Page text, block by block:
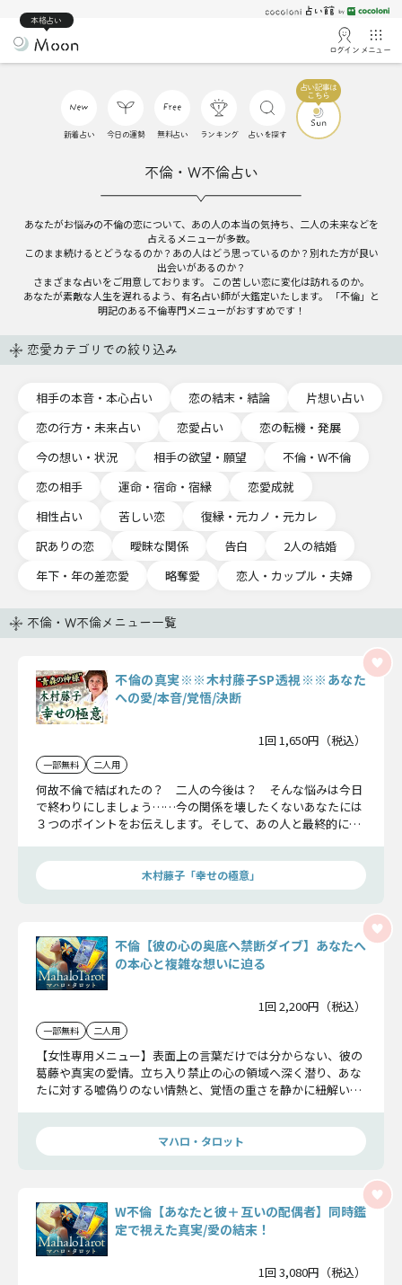
本格占い
ログイン メニュー
新着占い 今日の運勢 無料占い ランキング 占いを探す
不倫・W不倫占い
あなたがお悩みの不倫の恋について、あの人の本当の気持ち、二人の未来などを
占えるメニューが多数。
このまま続けるとどうなるのか？あの人はどう思っているのか？別れた方が良い
出会いがあるのか？
さまざまな占いをご用意しております。 この苦しい恋に変化は訪れるのか。
あなたが素敵な人生を遅れるよう、有名占い師が大鑑定いたします。 「不倫」と
明記のある不倫専門メニューがおすすめです！
恋愛カテゴリでの絞り込み
相手の本音・本心占い 恋の結末・結論
片想い占い
恋の行方・未来占い
恋愛占い
恋の転機・発展
今の想い・状況
相手の欲望・願望
不倫・W不倫
恋の相手
運命・宿命・宿縁
恋愛成就
相性占い
苦しい恋
復縁・元カノ・元カレ
訳ありの恋
曖昧な関係 告白
2人の結婚
年下・年の差恋愛
略奪愛 恋人・カップル・夫婦
不倫・W不倫メニュー一覧
不倫の真実※※木村藤子SP透視※※あなた
への愛/本音/覚悟/決断
1回 1,650円（税込）
一部無料 二人用
何故不倫で結ばれたの？ 二人の今後は？ そんな悩みは今日
で終わりにしましょう……今の関係を壊したくないあなたには
３つのポイントをお伝えします。そして、あの人と最終的に結
う。
木村藤子「幸せの極意」
不倫【彼の心の奥底へ禁断ダイブ】あなたへ
の本心と複雑な想いに迫る
1回 2,200円（税込）
一部無料 二人用
【女性専用メニュー】表面上の言葉だけでは分からない、彼の
葛藤や真実の愛情。立ち入り禁止の心の領域へ深く潜り、あな
たに対する嘘偽りのない情熱と、覚悟の重さを静かに紐解いて
マハロ・タロット
W不倫【あなたと彼＋互いの配偶者】同時鑑
定で視えた真実/愛の結末！
1回 3,080円（税込）